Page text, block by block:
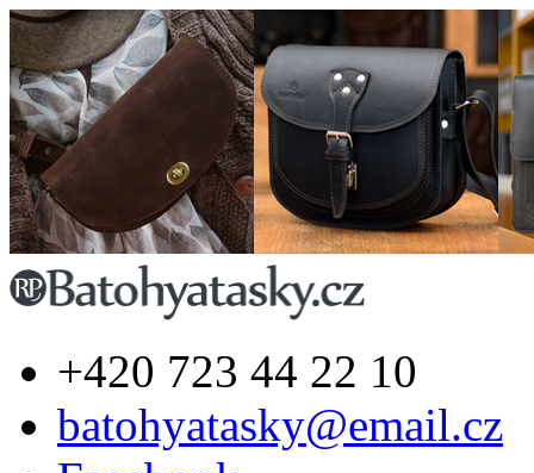
+420 723 44 22 10
batohyatasky@email.cz